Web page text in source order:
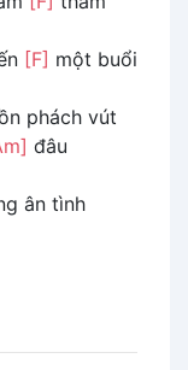
[F] một buổi
phách vút
đâu
ân tình